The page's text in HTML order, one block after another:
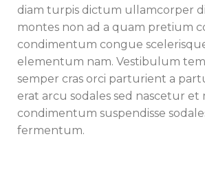
diam turpis dictum ullamcorper
montes non ad a quam pretium
condimentum congue
elementum nam. Vestibulum
semper cras orci parturient a
erat arcu sodales sed nascetur
condimentum suspendisse
fermentum.